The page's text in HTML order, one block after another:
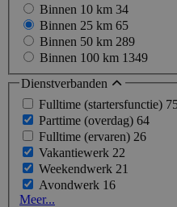
Binnen 10 km 34
Binnen 25 km 65
Binnen 50 km 289
Binnen 100 km 1349
Dienstverbanden
Fulltime (startersfunctie)
Parttime (overdag) 64
Fulltime (ervaren) 26
Vakantiewerk 22
Weekendwerk 21
Avondwerk 16
Meer...